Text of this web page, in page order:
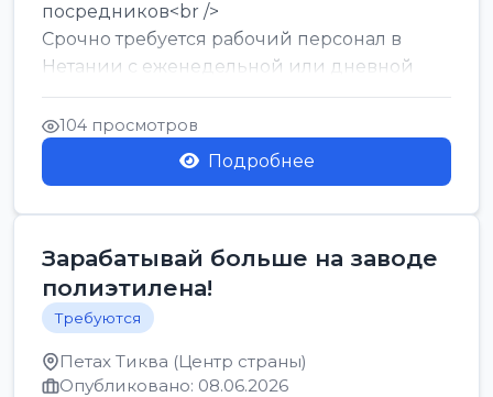
посредников<br />
Срочно требуется рабочий персонал в
Нетании с еженедельной или дневной
оплатой<br />
Свежие вакансии в Нетании дл...
104 просмотров
Подробнее
Зарабатывай больше на заводе
полиэтилена!
Требуются
Петах Тиква (Центр страны)
Опубликовано: 08.06.2026